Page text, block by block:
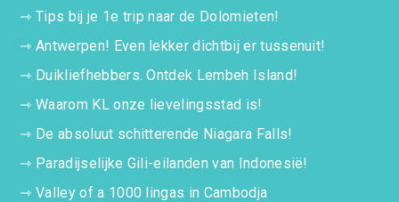
⇾Tips bij je 1e trip naar de Dolomieten!
⇾Antwerpen! Even lekker dichtbij er tussenuit!
⇾ Duikliefhebbers. Ontdek Lembeh Island!
⇾Waarom KL onze lievelingsstad is!
⇾ De absoluut schitterende Niagara Falls!
⇾ Paradijselijke Gili-eilanden van Indonesië!
⇾Valley of a 1000 lingas in Cambodja